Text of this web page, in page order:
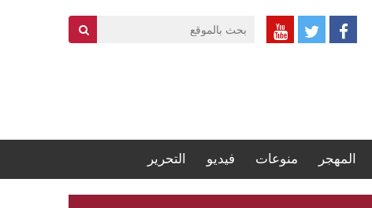
المهجر منوعات فيديو التحرير